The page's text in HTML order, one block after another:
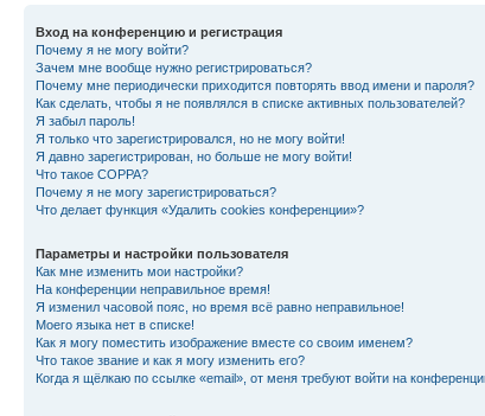
Вход на конференцию и регистрация
Почему я не могу войти?
Зачем мне вообще нужно регистрироваться?
Почему мне периодически приходится повторять ввод имени и пароля?
Как сделать, чтобы я не появлялся в списке активных пользователей?
Я забыл пароль!
Я только что зарегистрировался, но не могу войти!
Я давно зарегистрирован, но больше не могу войти!
Что такое COPPA?
Почему я не могу зарегистрироваться?
Что делает функция «Удалить cookies конференции»?
Параметры и настройки пользователя
Как мне изменить мои настройки?
На конференции неправильное время!
Я изменил часовой пояс, но время всё равно неправильное!
Моего языка нет в списке!
Как я могу поместить изображение вместе со своим именем?
Что такое звание и как я могу изменить его?
Когда я щёлкаю по ссылке «email», от меня требуют войти на